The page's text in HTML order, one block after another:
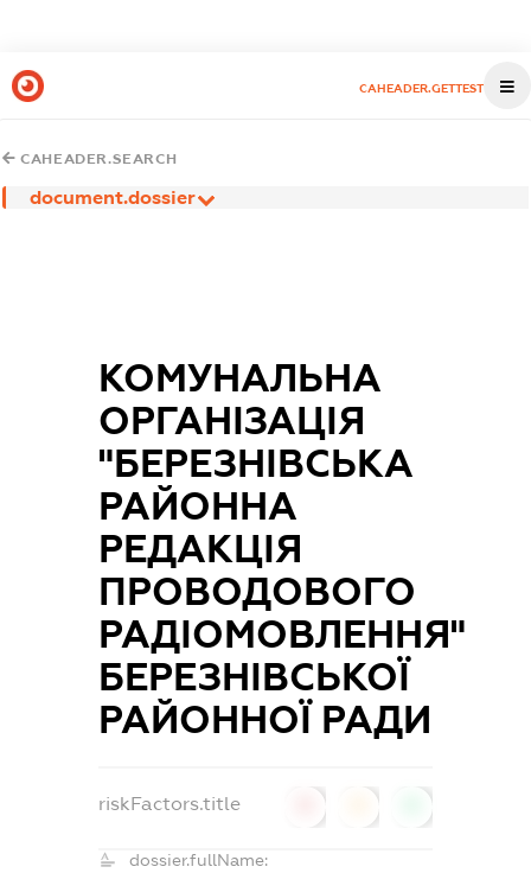
CAHEADER.GETTEST
CAHEADER.SEARCH
document.dossier
КОМУНАЛЬНА
ОРГАНІЗАЦІЯ
"БЕРЕЗНІВСЬКА
РАЙОННА
РЕДАКЦІЯ
ПРОВОДОВОГО
РАДІОМОВЛЕННЯ"
БЕРЕЗНІВСЬКОЇ
РАЙОННОЇ РАДИ
riskFactors.title
dossier.fullName: